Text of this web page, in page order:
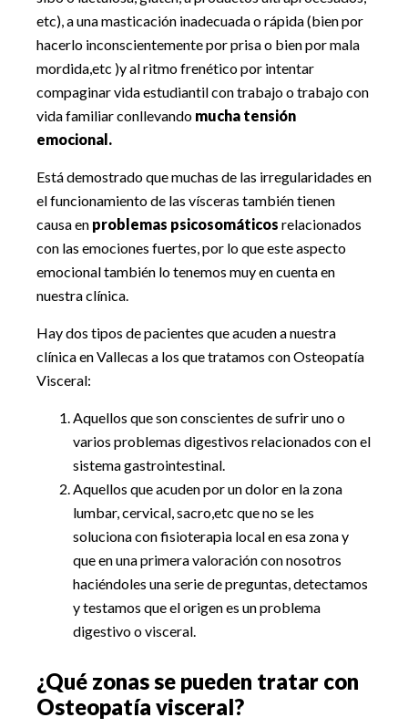
etc), a una masticación inadecuada o rápida (bien por
hacerlo inconscientemente por prisa o bien por mala
mordida,etc )y al ritmo frenético por intentar
compaginar vida estudiantil con trabajo o trabajo con
vida familiar conllevando mucha tensión
emocional.
Está demostrado que muchas de las irregularidades en
el funcionamiento de las vísceras también tienen
causa en problemas psicosomáticos relacionados
con las emociones fuertes, por lo que este aspecto
emocional también lo tenemos muy en cuenta en
nuestra clínica.
Hay dos tipos de pacientes que acuden a nuestra
clínica en Vallecas a los que tratamos con Osteopatía
Visceral:
Aquellos que son conscientes de sufrir uno o
varios problemas digestivos relacionados con el
sistema gastrointestinal.
Aquellos que acuden por un dolor en la zona
lumbar, cervical, sacro,etc que no se les
soluciona con fisioterapia local en esa zona y
que en una primera valoración con nosotros
haciéndoles una serie de preguntas, detectamos
y testamos que el origen es un problema
digestivo o visceral.
¿Qué zonas se pueden tratar con
Osteopatía visceral?